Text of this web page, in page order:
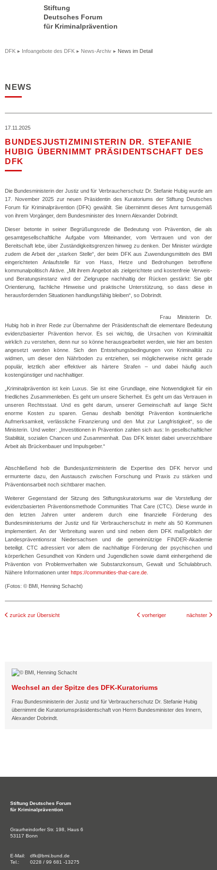
Stiftung
Deutsches Forum
für Kriminalprävention
DFK Infoangebote des DFK News-Archiv News im Detail
NEWS
17.11.2025
BUNDESJUSTIZMINISTERIN DR. STEFANIE
HUBIG ÜBERNIMMT PRÄSIDENTSCHAFT DES
DFK
Die Bundesministerin der Justiz und für Verbraucherschutz Dr. Stefanie Hubig wurde am
17. November 2025 zur neuen Präsidentin des Kuratoriums der Stiftung Deutsches
Forum für Kriminalprävention (DFK) gewählt. Sie übernimmt dieses Amt turnusgemäß
von ihrem Vorgänger, dem Bundesminister des Innern Alexander Dobrindt.
Dieser betonte in seiner Begrüßungsrede die Bedeutung von Prävention, die als
gesamtgesellschaftliche Aufgabe vom Miteinander, vom Vertrauen und von der
Bereitschaft lebe, über Zuständigkeitsgrenzen hinweg zu denken. Der Minister würdigte
zudem die Arbeit der „starken Stelle“, der beim DFK aus Zuwendungsmitteln des BMI
eingerichteten Anlaufstelle für von Hass, Hetze und Bedrohungen betroffene
kommunalpolitisch Aktive. „Mit ihrem Angebot als zielgerichtete und kostenfreie Verweis-
und Beratungsinstanz wird der Zielgruppe nachhaltig der Rücken gestärkt: Sie gibt
Orientierung, fachliche Hinweise und praktische Unterstützung, so dass diese in
herausfordernden Situationen handlungsfähig bleiben“, so Dobrindt.
Frau Ministerin Dr.
Hubig hob in ihrer Rede zur Übernahme der Präsidentschaft die elementare Bedeutung
evidenzbasierter Prävention hervor. Es sei wichtig, die Ursachen von Kriminalität
wirklich zu verstehen, denn nur so könne herausgearbeitet werden, wie hier am besten
angesetzt werden könne. Sich den Entstehungsbedingungen von Kriminalität zu
widmen, um dieser den Nährboden zu entziehen, sei möglicherweise nicht gerade
populär, letztlich aber effektiver als härtere Strafen – und dabei häufig auch
kostengünstiger und nachhaltiger.
„Kriminalprävention ist kein Luxus. Sie ist eine Grundlage, eine Notwendigkeit für ein
friedliches Zusammenleben. Es geht um unsere Sicherheit. Es geht um das Vertrauen in
unseren Rechtsstaat. Und es geht darum, unserer Gemeinschaft auf lange Sicht
enorme Kosten zu sparen. Genau deshalb benötigt Prävention kontinuierliche
Aufmerksamkeit, verlässliche Finanzierung und den Mut zur Langfristigkeit“, so die
Ministerin. Und weiter: „Investitionen in Prävention zahlen sich aus: In gesellschaftlicher
Stabilität, sozialen Chancen und Zusammenhalt. Das DFK leistet dabei unverzichtbare
Arbeit als Brückenbauer und Impulsgeber.“
Abschließend hob die Bundesjustizministerin die Expertise des DFK hervor und
ermunterte dazu, den Austausch zwischen Forschung und Praxis zu stärken und
Präventionsarbeit noch sichtbarer machen.
Weiterer Gegenstand der Sitzung des Stiftungskuratoriums war die Vorstellung der
evidenzbasierten Präventionsmethode Communities That Care (CTC). Diese wurde in
den letzten Jahren unter anderem durch eine finanzielle Förderung des
Bundesministeriums der Justiz und für Verbraucherschutz in mehr als 50 Kommunen
implementiert. An der Verbreitung waren und sind neben dem DFK maßgeblich der
Landespräventionsrat Niedersachsen und die gemeinnützige FINDER-Akademie
beteiligt. CTC adressiert vor allem die nachhaltige Förderung der psychischen und
körperlichen Gesundheit von Kindern und Jugendlichen sowie damit einhergehend die
Prävention von Problemverhalten wie Substanzkonsum, Gewalt und Schulabbruch.
Nähere Informationen unter https://communities-that-care.de
(Fotos: © BMI, Henning Schacht)
zurück zur Übersicht nächster
vorheriger
Wechsel an der Spitze des DFK-Kuratoriums
Frau Bundesministerin der Justiz und für Verbraucherschutz Dr. Stefanie Hubig
übernimmt die Kuratoriumspräsidentschaft von Herrn Bundesminister des Innern,
Alexander Dobrindt.
Stiftung Deutsches Forum
für Kriminalprävention
Graurheindorfer Str. 198, Haus 6
53117 Bonn
E-Mail:
dfk@bmi.bund.de
Tel.:
0228 / 99 681 -13275